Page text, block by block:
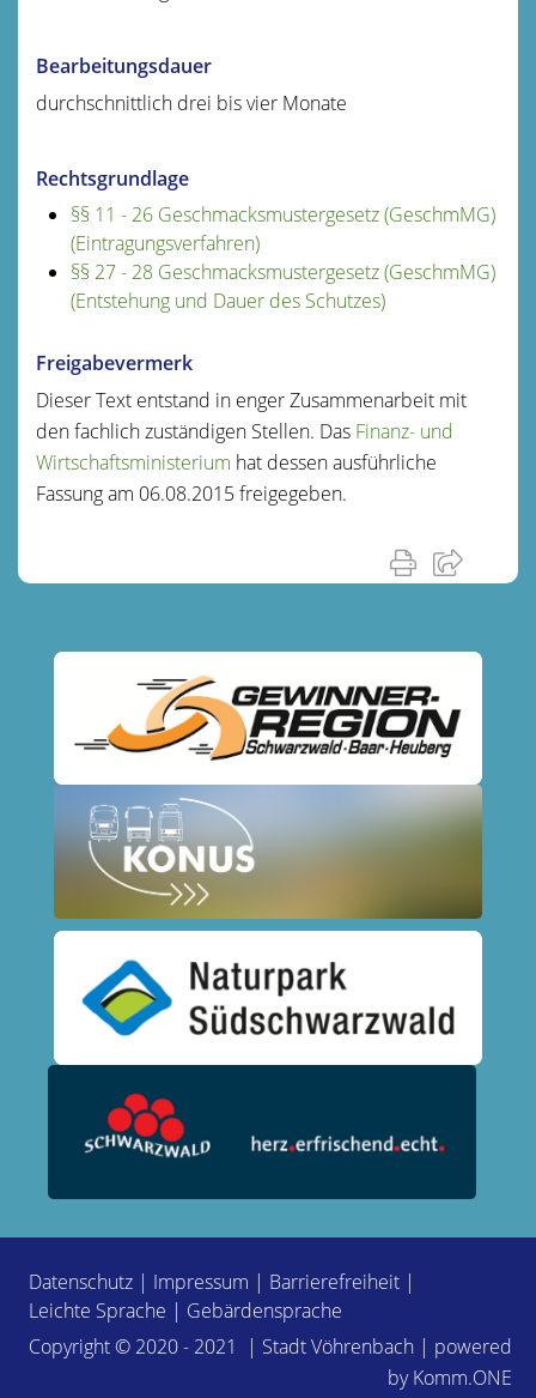
Bearbeitungsdauer
durchschnittlich drei bis vier Monate
Rechtsgrundlage
§§ 11 - 26 Geschmacksmustergesetz (GeschmMG)
(Eintragungsverfahren)
§§ 27 - 28 Geschmacksmustergesetz (GeschmMG)
(Entstehung und Dauer des Schutzes)
Freigabevermerk
Dieser Text entstand in enger Zusammenarbeit mit
den fachlich zuständigen Stellen. Das Finanz- und
Wirtschaftsministerium hat dessen ausführliche
Fassung am 06.08.2015 freigegeben.
Datenschutz | Impressum | Barrierefreiheit |
Leichte Sprache | Gebärdensprache
Copyright © 2020 - 2021 | Stadt Vöhrenbach | powered
byKomm.ONE